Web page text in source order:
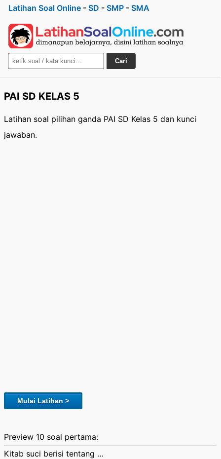
Latihan Soal Online - SD - SMP - SMA
Cari
PAI SD KELAS 5
Latihan soal pilihan ganda PAI SD Kelas 5 dan kunci
jawaban.
Mulai Latihan >
Preview 10 soal pertama:
Kitab suci berisi tentang …